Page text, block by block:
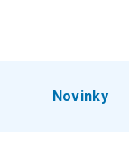
Novinky